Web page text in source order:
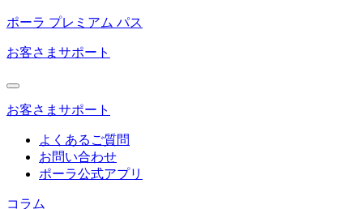
ポーラ プレミアム パス
お客さまサポート
お客さまサポート
よくあるご質問
お問い合わせ
ポーラ公式アプリ
コラム